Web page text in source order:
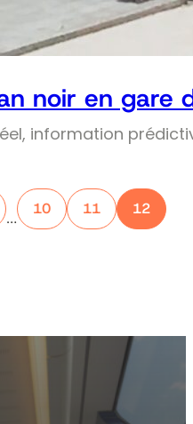
noir en gare
information
…
10 11 12